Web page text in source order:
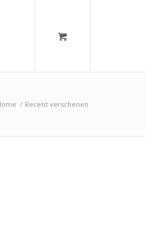
/ Recent verschenen